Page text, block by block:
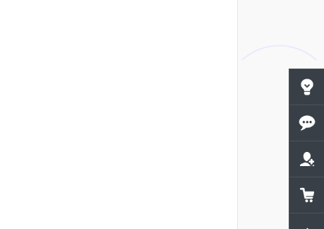
공지사
1:1문
제휴
쇼핑